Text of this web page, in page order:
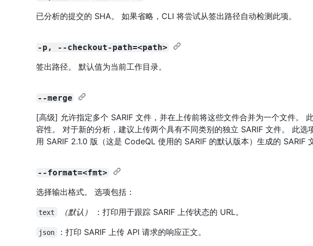
已分析的提交的 SHA。 如果省略，CLI 将尝试从签出路径自动检测此项。
-p, --checkout-path=<path>
签出路径。 默认值为当前工作目录。
--merge
[高级] 允许指定多个 SARIF 文件，并在上传前将这些文件合并为一个文件。
容性。 对于新的分析，建议上传两个具有不同类别的独立 SARIF 文件。 此选
用 SARIF 2.1.0 版（这是 CodeQL 使用的 SARIF 的默认版本）生成的 SARIF
--format=<fmt>
选择输出格式。 选项包括：
text （默认） ：打印用于跟踪 SARIF 上传状态的 URL。
json
：打印 SARIF 上传 API 请求的响应正文。